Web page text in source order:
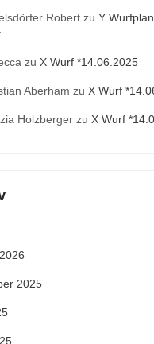
Robert zu Y
zu X Wurf *14.06.2025
Aberham zu X Wurf
Holzberger zu X Wurf
2025